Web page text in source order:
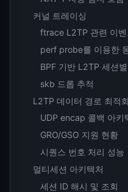
커널 트레이싱
ftrace L2TP 관련 이벤
perf probe를 이용한
BPF 기반 L2TP 세션
skb 드롭 추적
L2TP 데이터 경로 최적
UDP encap 콜백 아키
GRO/GSO 지원 현황
시퀀스 번호 처리 성능
멀티세션 아키텍처
세션 ID 해시 및 조회